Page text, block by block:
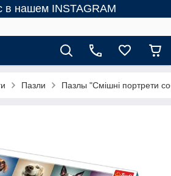
нашем INSTAGRAM
Пазли Пазлы "Смішні портрети